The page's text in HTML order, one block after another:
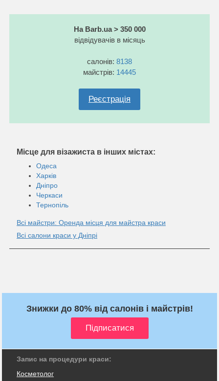
На Barb.ua > 350 000
відвідувачів в місяць
салонів: 8138
майстрів: 14445
Реєстрація
Місце для візажиста в інших містах:
Одеса
Харків
Дніпро
Черкаси
Тернопіль
Всі майстри: Оренда місця для майстра краси
Всі салони краси у Дніпрі
Знижки до 80% від салонів і майстрів!
Запис на процедури краси:
Косметолог